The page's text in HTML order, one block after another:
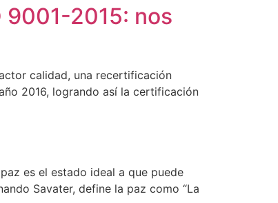
9001-2015: nos
calidad, una recertificación
2016, logrando así la certificación
es el estado ideal a que puede
Savater, define la paz como “La